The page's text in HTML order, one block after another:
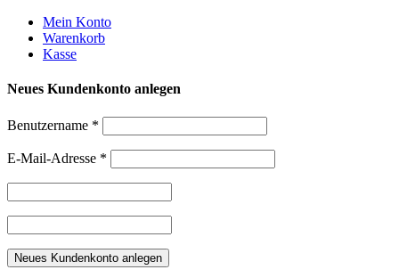
Weiter
zum
Inhalt
Mein Konto
Warenkorb
Kasse
Neues Kundenkonto anlegen
Benutzername *
E-Mail-Adresse *